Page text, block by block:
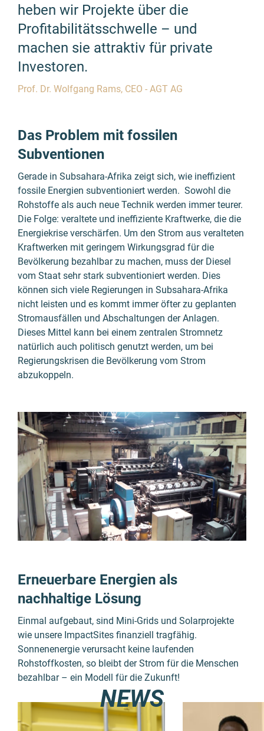
heben wir Projekte über die
Profitabilitätsschwelle – und
machen sie attraktiv für private
Investoren.
Prof. Dr. Wolfgang Rams, CEO - AGT AG
Das Problem mit fossilen
Subventionen
Gerade in Subsahara-Afrika zeigt sich, wie ineffizient
fossile Energien subventioniert werden. Sowohl die
Rohstoffe als auch neue Technik werden immer teurer.
Die Folge: veraltete und ineffiziente Kraftwerke, die die
Energiekrise verschärfen. Um den Strom aus veralteten
Kraftwerken mit geringem Wirkungsgrad für die
Bevölkerung bezahlbar zu machen, muss der Diesel
vom Staat sehr stark subventioniert werden. Dies
können sich viele Regierungen in Subsahara-Afrika
nicht leisten und es kommt immer öfter zu geplanten
Stromausfällen und Abschaltungen der Anlagen.
Dieses Mittel kann bei einem zentralen Stromnetz
natürlich auch politisch genutzt werden, um bei
Regierungskrisen die Bevölkerung vom Strom
abzukoppeln.
Erneuerbare Energien als
nachhaltige Lösung
Einmal aufgebaut, sind Mini-Grids und Solarprojekte
wie unsere ImpactSites finanziell tragfähig.
Sonnenenergie verursacht keine laufenden
Rohstoffkosten, so bleibt der Strom für die Menschen
bezahlbar – ein Modell für die Zukunft!
NEWS